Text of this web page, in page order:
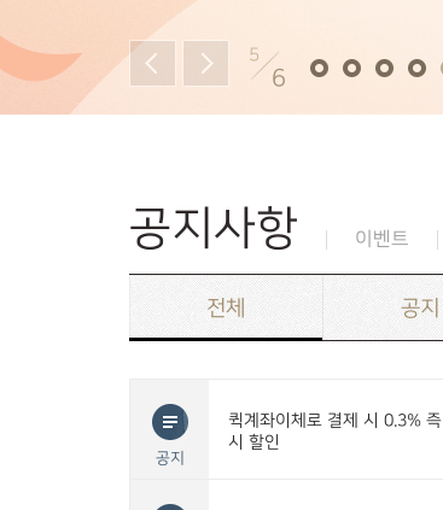
5
6
공지사항 이벤트
전체 공지
공지
퀵계좌이체로 결제 시 0.3% 즉
시 할인